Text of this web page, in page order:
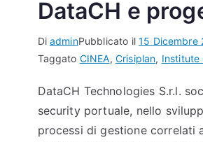
DataCH e
Di adminPubblicato il15 Dicembre
Taggato CINEA, Crisiplan, Institute
DataCH Technologies S.r.l.
security portuale, nello
processi di gestione correlati